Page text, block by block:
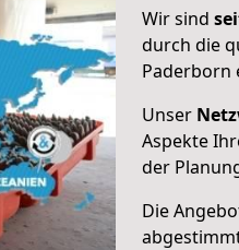
Wir sind
durch die
Paderborn
Unser
Aspekte
der
Die